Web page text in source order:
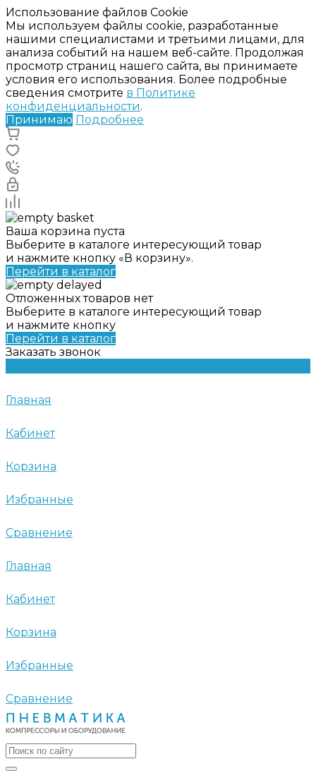
Использование файлов Cookie
Мы используем файлы cookie, разработанные
нашими специалистами и третьими лицами, для
анализа событий на нашем веб-сайте. Продолжая
просмотр страниц нашего сайта, вы принимаете
условия его использования. Более подробные
сведения смотрите в Политике
конфиденциальности.
Принимаю Подробнее
Ваша корзина пуста
Выберите в каталоге интересующий товар
и нажмите кнопку «В корзину».
Перейти в каталог
Отложенных товаров нет
Выберите в каталоге интересующий товар
и нажмите кнопку
Перейти в каталог
Заказать звонок
Главная
Кабинет
Корзина
Избранные
Сравнение
Главная
Кабинет
Корзина
Избранные
Сравнение